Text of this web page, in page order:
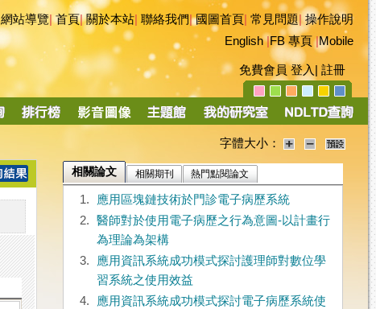
網站導覽|首頁|關於本站 聯絡我們|國圖首頁 常見問題|操作說明
English|FB 專頁|Mobile
免費會員 登入 註冊
字體大小：
相關論文 相關期刊 熱門點閱論文
1.
應用區塊鏈技術於門診電子病歷系統
2.
醫師對於使用電子病歷之行為意圖-以計畫行
為理論為架構
3.
應用資訊系統成功模式探討護理師對數位學
習系統之使用效益
4.
應用資訊系統成功模式探討電子病歷系統使